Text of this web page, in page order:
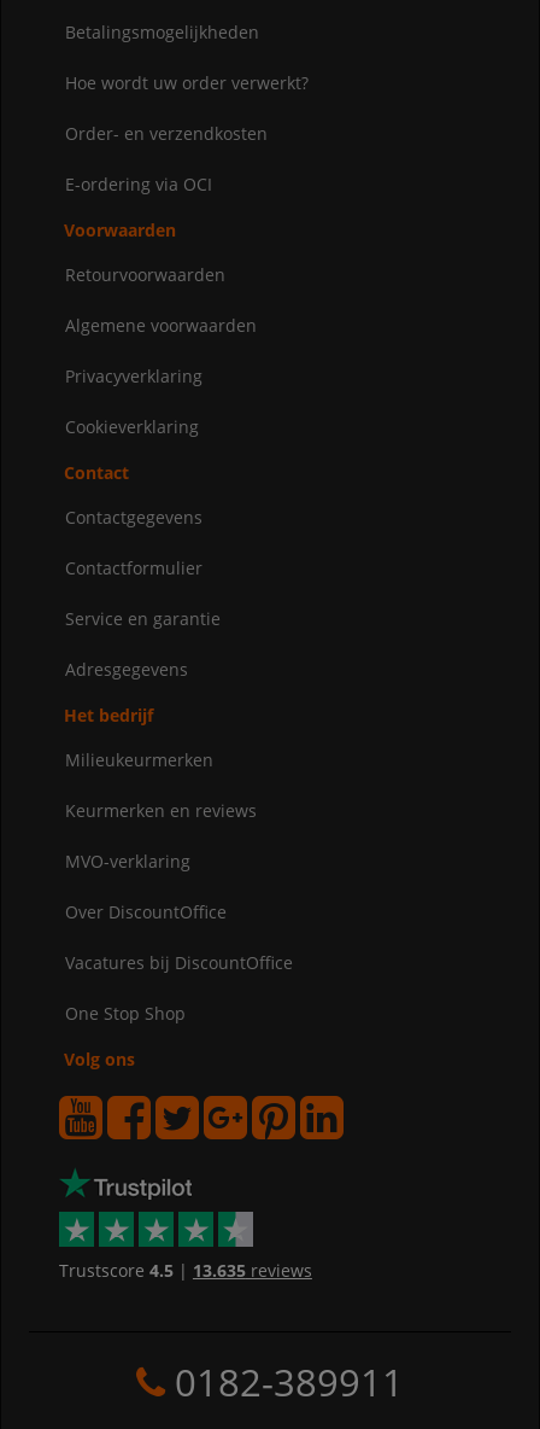
Betalingsmogelijkheden
Hoe wordt uw order verwerkt?
Order- en verzendkosten
E-ordering via OCI
Voorwaarden
Retourvoorwaarden
Algemene voorwaarden
Privacyverklaring
Cookieverklaring
Contact
Contactgegevens
Contactformulier
Service en garantie
Adresgegevens
Het bedrijf
Milieukeurmerken
Keurmerken en reviews
MVO-verklaring
Over DiscountOffice
Vacatures bij DiscountOffice
One Stop Shop
Volg ons
Trustscore 4.5| 13.635reviews
0182-389911